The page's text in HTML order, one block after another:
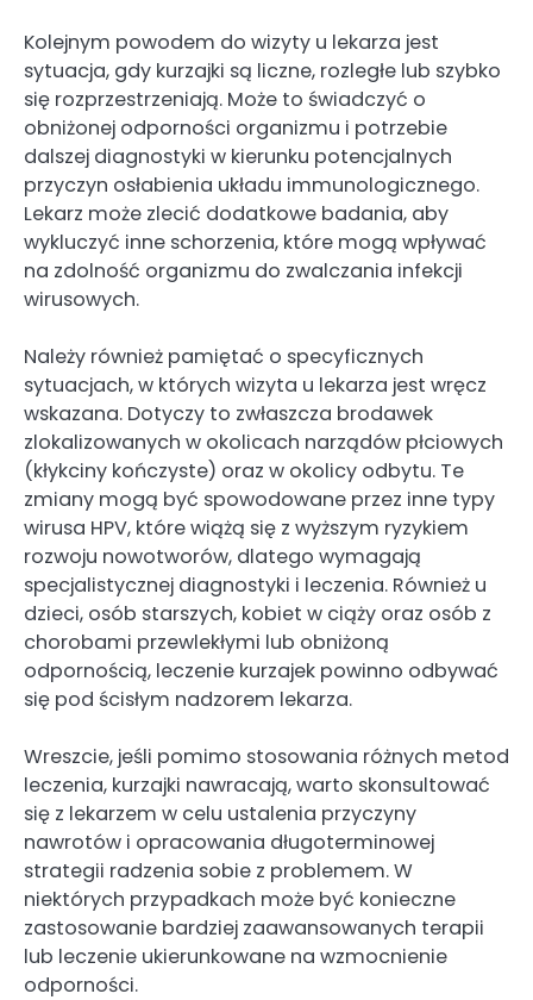
Kolejnym powodem do wizyty u lekarza jest
sytuacja, gdy kurzajki są liczne, rozległe lub szybko
się rozprzestrzeniają. Może to świadczyć o
obniżonej odporności organizmu i potrzebie
dalszej diagnostyki w kierunku potencjalnych
przyczyn osłabienia układu immunologicznego.
Lekarz może zlecić dodatkowe badania, aby
wykluczyć inne schorzenia, które mogą wpływać
na zdolność organizmu do zwalczania infekcji
wirusowych.
Należy również pamiętać o specyficznych
sytuacjach, w których wizyta u lekarza jest wręcz
wskazana. Dotyczy to zwłaszcza brodawek
zlokalizowanych w okolicach narządów płciowych
(kłykciny kończyste) oraz w okolicy odbytu. Te
zmiany mogą być spowodowane przez inne typy
wirusa HPV, które wiążą się z wyższym ryzykiem
rozwoju nowotworów, dlatego wymagają
specjalistycznej diagnostyki i leczenia. Również u
dzieci, osób starszych, kobiet w ciąży oraz osób z
chorobami przewlekłymi lub obniżoną
odpornością, leczenie kurzajek powinno odbywać
się pod ścisłym nadzorem lekarza.
Wreszcie, jeśli pomimo stosowania różnych metod
leczenia, kurzajki nawracają, warto skonsultować
się z lekarzem w celu ustalenia przyczyny
nawrotów i opracowania długoterminowej
strategii radzenia sobie z problemem. W
niektórych przypadkach może być konieczne
zastosowanie bardziej zaawansowanych terapii
lub leczenie ukierunkowane na wzmocnienie
odporności.